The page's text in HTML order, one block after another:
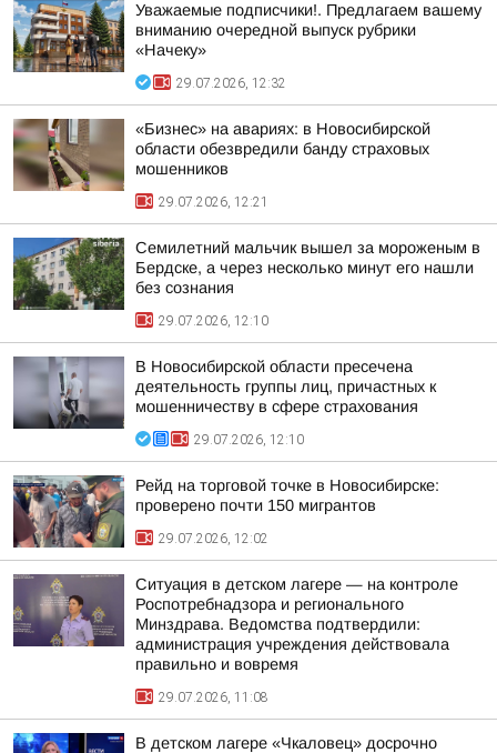
Уважаемые подписчики!. Предлагаем вашему
вниманию очередной выпуск рубрики
«Начеку»
29.07.2026, 12:32
«Бизнес» на авариях: в Новосибирской
области обезвредили банду страховых
мошенников
29.07.2026, 12:21
Семилетний мальчик вышел за мороженым в
Бердске, а через несколько минут его нашли
без сознания
29.07.2026, 12:10
В Новосибирской области пресечена
деятельность группы лиц, причастных к
мошенничеству в сфере страхования
29.07.2026, 12:10
Рейд на торговой точке в Новосибирске:
проверено почти 150 мигрантов
29.07.2026, 12:02
Ситуация в детском лагере — на контроле
Роспотребнадзора и регионального
Минздрава. Ведомства подтвердили:
администрация учреждения действовала
правильно и вовремя
29.07.2026, 11:08
В детском лагере «Чкаловец» досрочно